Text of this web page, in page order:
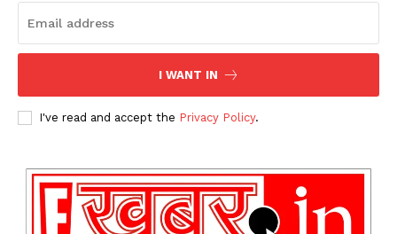
I WANT IN
I've read and accept the Privacy Policy.